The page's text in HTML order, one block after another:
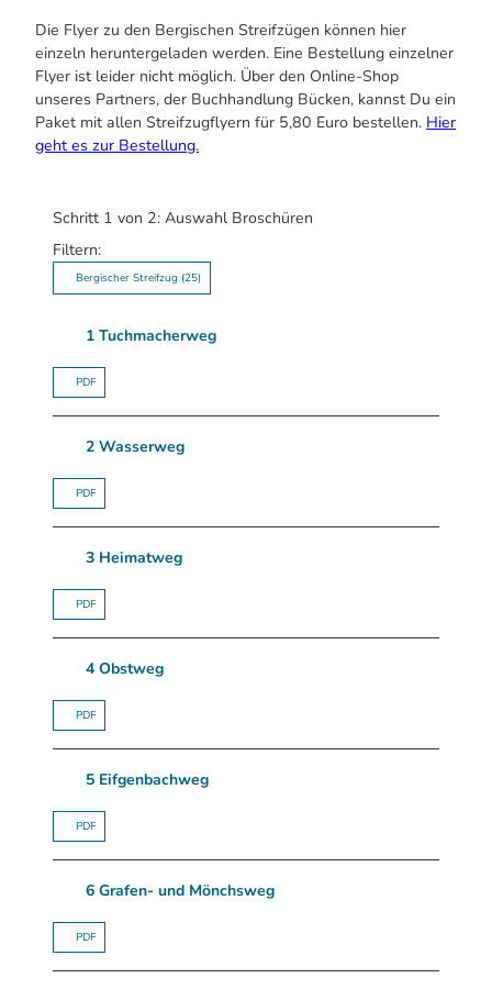
Die Flyer zu den Bergischen Streifzügen können hier
einzeln heruntergeladen werden. Eine Bestellung einzelner
Flyer ist leider nicht möglich. Über den Online-Shop
unseres Partners, der Buchhandlung Bücken, kannst Du ein
Paket mit allen Streifzugflyern für 5,80 Euro bestellen. Hier
geht es zur Bestellung.
Schritt 1 von 2: Auswahl Broschüren
Filtern:
Bergischer Streifzug (25)
1 Tuchmacherweg
PDF
2 Wasserweg
PDF
3 Heimatweg
PDF
4 Obstweg
PDF
5 Eifgenbachweg
PDF
6 Grafen- und Mönchsweg
PDF